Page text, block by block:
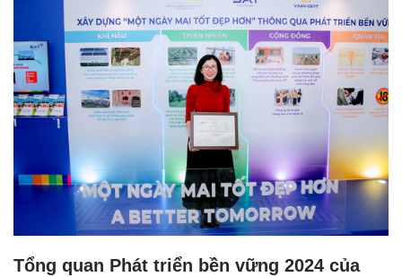
Tổng quan Phát triển bền vững 2024 của